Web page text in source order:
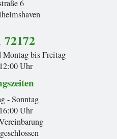
6
72172
Montag bis Freitag
Uhr
- Sonntag
Uhr